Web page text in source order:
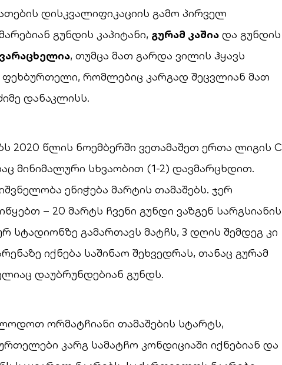
დისკვალიფიკაციის გამო პირველ
გუნდის კაპიტანი, გურამ კაშია და გუნდის
, თუმცა მათ გარდა ვილის ჰყავს
ფეხბურთელი, რომლებიც კარგად შეცვლიან მათ
დანაკლისს.
2020 წლის ნოემბერში ვეთამაშეთ ერთა ლიგის C
მინიმალური სხვაობით (1-2) დავმარცხდით.
ენიჭება მარტის თამაშებს. ჯერ
– 20 მარტს ჩვენი გუნდი ვაზგენ სარგსიანის
სტადიონზე გამართავს მატჩს, 3 დღის შემდეგ კი
იქნება საშინაო შეხვედრას, თანაც გურამ
დაუბრუნდებიან გუნდს.
ორმატჩიანი თამაშების სტარტს,
კარგ სამატჩო კონდიციაში იქნებიან და